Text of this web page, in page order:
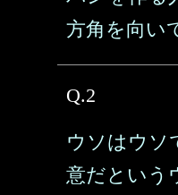
方角を向い
Q.2
ウソはウソ
意だという